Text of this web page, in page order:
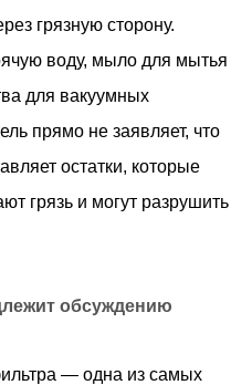
грязную сторону.
воду, мыло для мытья
для вакуумных
прямо не заявляет, что
остатки, которые
грязь и могут разрушить
обсуждению
— одна из самых